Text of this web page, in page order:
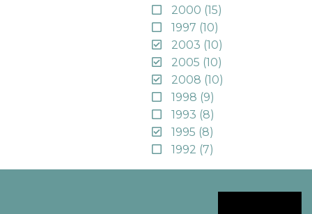
2000 (15)
1997 (10)
2003 (10)
2005 (10)
2008 (10)
1998 (9)
1993 (8)
1995 (8)
1992 (7)